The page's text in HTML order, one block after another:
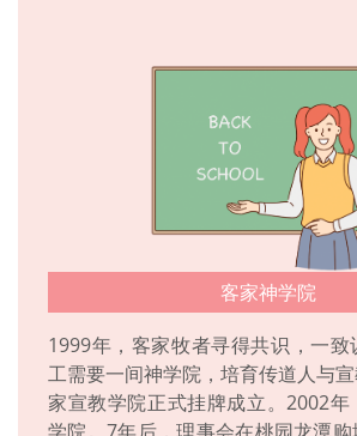
客家神学院
1999年，客家牧者寻得共识，一
工需要一间神学院，培育传道人与
家宣教学院正式挂牌成立。2002